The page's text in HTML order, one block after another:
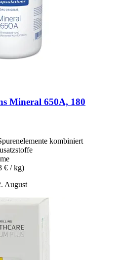
Mineral 650A, 180
kombiniert
€ / kg)
August